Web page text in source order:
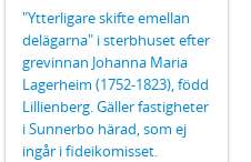
"Ytterligare skifte emellan
delägarna" i sterbhuset efter
grevinnan Johanna Maria
Lagerheim (1752-1823), född
Lillienberg. Gäller fastigheter
i Sunnerbo härad, som ej
ingår i fideikomisset.